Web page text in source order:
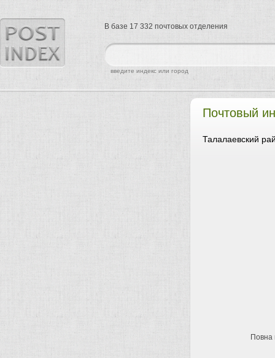
Почтовый
Талалаевский
Повна
найти
введите индекс или город
В базе 17 332 почтовых отделения